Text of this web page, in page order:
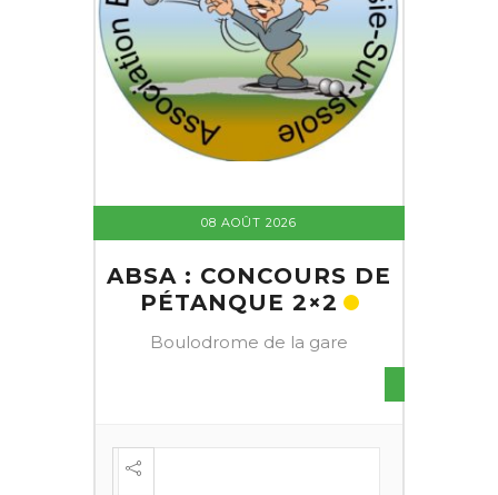
08 AOÛT 2026
ABSA : CONCOURS DE
PÉTANQUE 2×2
Boulodrome de la gare